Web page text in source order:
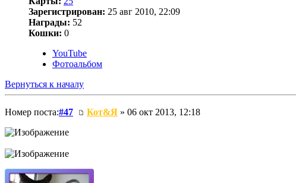
Зарегистрирован: 25 авг 2010, 22:09
Награды: 52
Кошки: 0
YouTube
Фотоальбом
Вернуться к началу
Номер поста:#47 Кот&Я » 06 окт 2013, 12:18